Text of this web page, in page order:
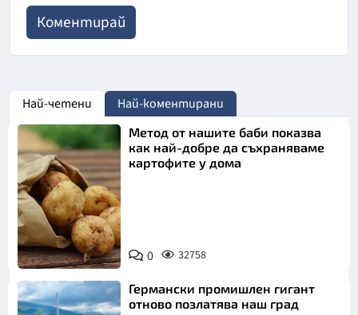
Най-четени Най-коментирани
Снимка:
Пиксабей
Метод от нашите баби показва
как най-добре да съхраняваме
картофите у дома
0 32758
Германски промишлен гигант
отново позлатява наш град